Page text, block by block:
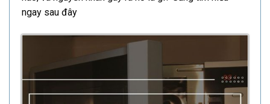
ngay sau đây